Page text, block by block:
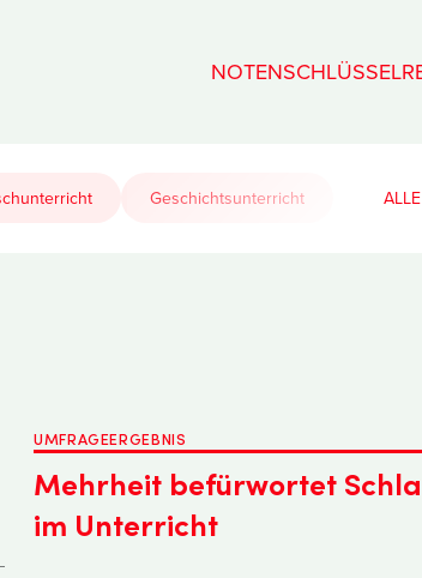
Geschichtsunterricht
UMFRAGEERGEBNIS
Mehrheit befürwortet
im Unterricht